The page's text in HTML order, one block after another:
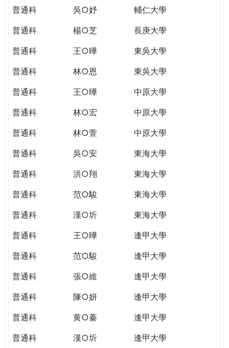
普通科
吳○妤
輔仁大學
普通科
楊○芝
長庚大學
普通科
王○曄
東吳大學
普通科
林○恩
東吳大學
普通科
王○曄
中原大學
普通科
林○宏
中原大學
普通科
林○萱
中原大學
普通科
吳○安
東海大學
普通科
洪○翔
東海大學
普通科
范○駿
東海大學
普通科
漢○圻
東海大學
普通科
王○曄
逢甲大學
普通科
范○駿
逢甲大學
普通科
張○維
逢甲大學
普通科
陳○妍
逢甲大學
普通科
黄○蓁
逢甲大學
普通科
漢○圻
逢甲大學